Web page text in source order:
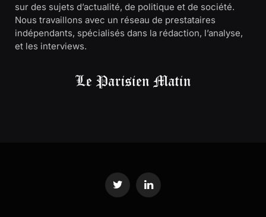
sur des sujets d’actualité, de politique et de société.
Nous travaillons avec un réseau de prestataires
indépendants, spécialisés dans la rédaction, l’analyse,
et les interviews.
Twitter LinkedIn